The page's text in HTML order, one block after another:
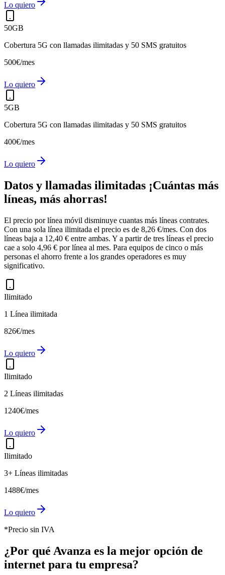
Lo quiero
50GB
Cobertura 5G con llamadas ilimitadas y 50 SMS gratuitos
500€/mes
Lo quiero
5GB
Cobertura 5G con llamadas ilimitadas y 50 SMS gratuitos
400€/mes
Lo quiero
Datos y llamadas ilimitadas ¡Cuántas más
líneas, más ahorras!
El precio por línea móvil disminuye cuantas más líneas contrates.
Con una sola línea ilimitada el precio es de 8,26 €/mes. Con dos
líneas baja a 12,40 € entre ambas. Y a partir de tres líneas el precio
cae a solo 4,96 € por línea al mes. Para equipos de cinco o más
personas el ahorro frente a los grandes operadores es muy
significativo.
Ilimitado
1 Línea ilimitada
826€/mes
Lo quiero
Ilimitado
2 Líneas ilimitadas
1240€/mes
Lo quiero
Ilimitado
3+ Líneas ilimitadas
1488€/mes
Lo quiero
*Precio sin IVA
¿Por qué Avanza es la mejor opción de
internet para tu empresa?